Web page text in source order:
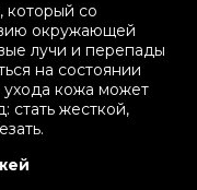
который со
окружающей
лучи и перепады
на состоянии
кожа может
стать жесткой,